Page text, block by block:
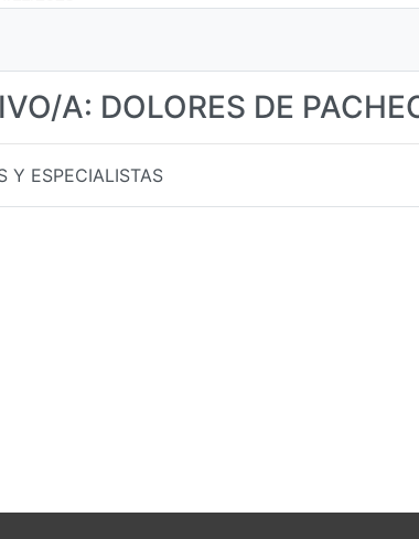
A: DOLORES DE
Y ESPECIALISTAS